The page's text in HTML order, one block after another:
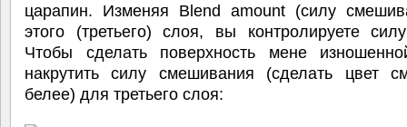
царапин. Изменяя Blend amount (силу
этого (третьего) слоя, вы контролируете
Чтобы сделать поверхность мене
накрутить силу смешивания (сделать цвет
белее) для третьего слоя: